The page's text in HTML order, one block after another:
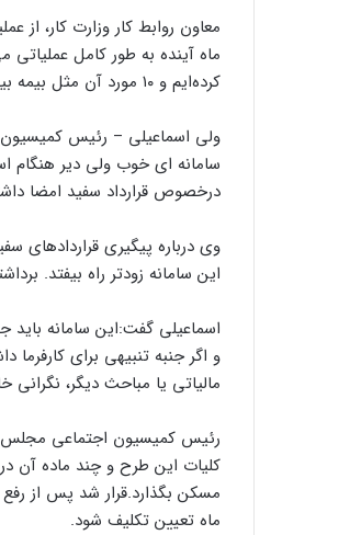
کرده‌ایم و ۱۰ مورد آن مثل بیمه بیکاری عملیاتی شده که در حال استفاده است
ولی اسماعیلی – رئیس کمیسیون
سامانه ای خوب ولی دیر هنگام
درخصوص قرارداد سفید امضا
وی درباره پیگیری قراردادهای
این سامانه زودتر راه بیفتد. برداشتم این است که ۸۰ درصد از مشکلات
اسماعیلی گفت:این سامانه
و اگر جنبه تنبیهی برای
مالیاتی یا مباحث دیگر، نگرانی
رئیس کمیسیون اجتماعی مجلس
کلیات این طرح و چند ماده آن
مسکن بگذارد.قرار شد پس از
ماه تعیین تکلیف شود.